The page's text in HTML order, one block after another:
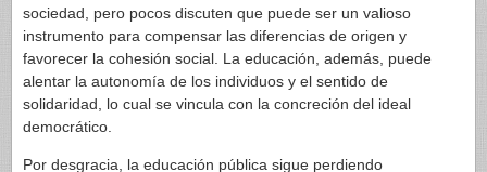
sociedad, pero pocos discuten que puede ser un valioso
instrumento para compensar las diferencias de origen y
favorecer la cohesión social. La educación, además, puede
alentar la autonomía de los individuos y el sentido de
solidaridad, lo cual se vincula con la concreción del ideal
democrático.
Por desgracia, la educación pública sigue perdiendo